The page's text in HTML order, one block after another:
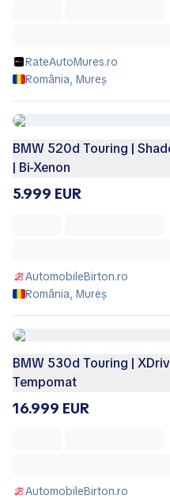
RateAutoMures.ro
România, Mureș
BMW 520d Touring |
| Bi-Xenon
5.999 EUR
AutomobileBirton.ro
România, Mureș
BMW 530d Touring |
Tempomat
16.999 EUR
AutomobileBirton.ro